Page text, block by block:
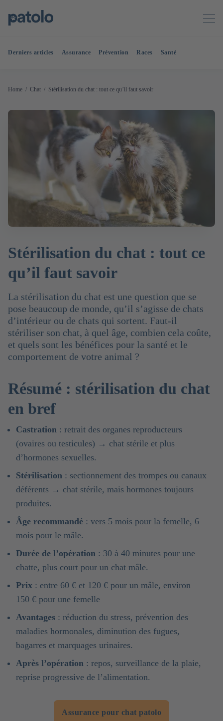
Derniers articles Assurance Prévention Races Santé
Home Chat Stérilisation du chat : tout ce qu’il faut savoir
Stérilisation du chat : tout ce
qu’il faut savoir
La stérilisation du chat est une question que se
pose beaucoup de monde, qu’il s’agisse de chats
d’intérieur ou de chats qui sortent. Faut-il
stériliser son chat, à quel âge, combien cela coûte,
et quels sont les bénéfices pour la santé et le
comportement de votre animal ?
Résumé : stérilisation du chat
en bref
Castration : retrait des organes reproducteurs
(ovaires ou testicules) → chat stérile et plus
d’hormones sexuelles.
Stérilisation : sectionnement des trompes ou canaux
déférents → chat stérile, mais hormones toujours
produites.
Âge recommandé : vers 5 mois pour la femelle, 6
mois pour le mâle.
Durée de l’opération : 30 à 40 minutes pour une
chatte, plus court pour un chat mâle.
Prix : entre 60 € et 120 € pour un mâle, environ
150 € pour une femelle
Avantages : réduction du stress, prévention des
maladies hormonales, diminution des fugues,
bagarres et marquages urinaires.
Après l’opération : repos, surveillance de la plaie,
reprise progressive de l’alimentation.
Assurance pour chat patolo